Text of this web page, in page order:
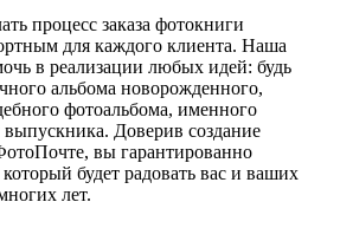
процесс заказа фотокниги
для каждого клиента. Наша
в реализации любых идей: будь
альбома новорожденного,
фотоальбома, именного
выпускника. Доверив создание
вы гарантированно
будет радовать вас и ваших
лет.